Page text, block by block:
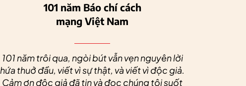
lực cho nông
nghiệp bền vững
101 năm Báo chí cách
mạng Việt Nam
101 năm trôi qua, ngòi bút vẫn vẹn nguyên lời
hứa thuở đầu, viết vì sự thật, và viết vì độc giả.
Cảm ơn độc giả đã tin và đọc chúng tôi suốt